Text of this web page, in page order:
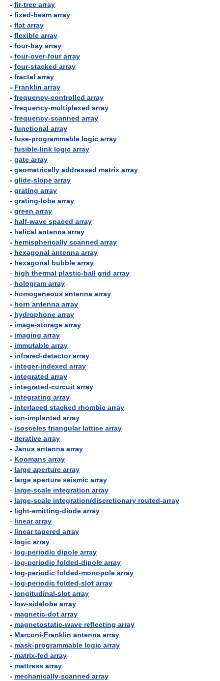
- fir-tree array
- fixed-beam array
- flat array
- flexible array
- four-bay array
- four-over-four array
- four-stacked array
- fractal array
- Franklin array
- frequency-controlled array
- frequency-multiplexed array
- frequency-scanned array
- functional array
- fuse-programmable logic array
- fusible-link logic array
- gate array
- geometrically addressed matrix array
- glide-slope array
- grating array
- grating-lobe array
- green array
- half-wave spaced array
- helical antenna array
- hemispherically scanned array
- hexagonal antenna array
- hexagonal bubble array
- high thermal plastic-ball grid array
- hologram array
- homogeneous antenna array
- horn antenna array
- hydrophone array
- image-storage array
- imaging array
- immutable array
- infrared-detector array
- integer-indexed array
- integrated array
- integrated-curcuit array
- integrating array
- interlaced stacked rhombic array
- ion-implanted array
- isosceles triangular lattice array
- iterative array
- Janus antenna array
- Koomans array
- large aperture array
- large aperture seismic array
- large-scale integration array
- large-scale integration/discretionary routed-array
- light-emitting-diode array
- linear array
- linear tapered array
- logic array
- log-periodic dipole array
- log-periodic folded-dipole array
- log-periodic folded-monopole array
- log-periodic folded-slot array
- longitudinal-slot array
- low-sidelobe array
- magnetic-dot array
- magnetostatic-wave reflecting array
- Marconi-Franklin antenna array
- mask-programmable logic array
- matrix-fed array
- mattress array
- mechanically-scanned array